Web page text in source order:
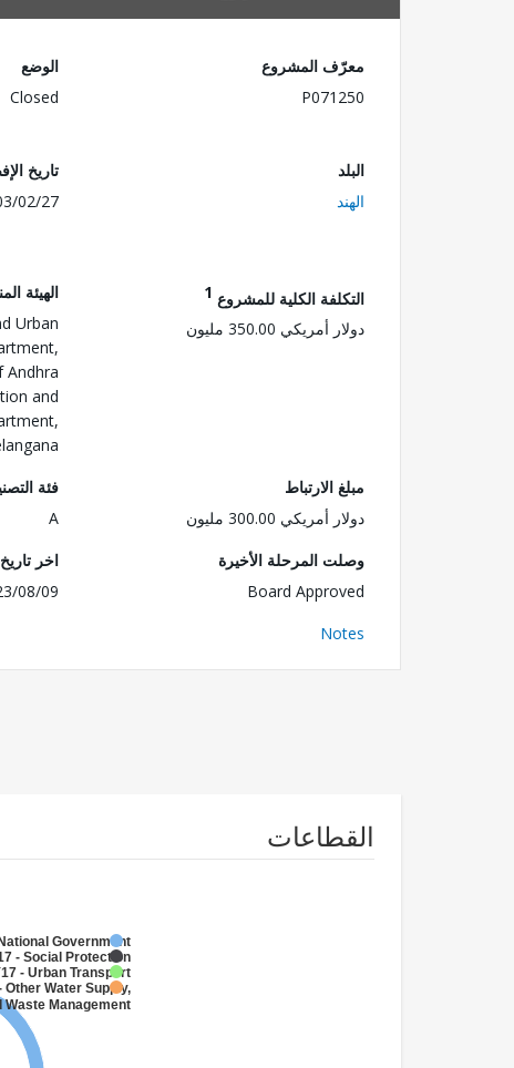
معرّف المشروع
P071250
الوضع
Closed
البلد
الهند
تاريخ
02/27
التكلفة الكلية للمشروع 1
دولار أمريكي 350.00 مليون
الهيئة
Urban
Andhra
and
مبلغ الارتباط
دولار أمريكي 300.00 مليون
فئة
A
وصلت المرحلة الأخيرة
Board Approved
اخر
08/09
Notes
القطاعات
Government
- Social Protection
- Urban Transport
Other Water Supply,
Waste Management